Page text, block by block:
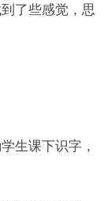
了些感觉，思
生课下识字，